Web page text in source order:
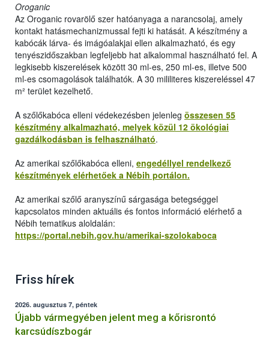
Oroganic
Az Oroganic rovarölő szer hatóanyaga a narancsolaj, amely
kontakt hatásmechanizmussal fejti ki hatását. A készítmény a
kabócák lárva- és imágóalakjai ellen alkalmazható, és egy
tenyészidőszakban legfeljebb hat alkalommal használható fel. A
legkisebb kiszerelések között 30 ml-es, 250 ml-es, illetve 500
ml-es csomagolások találhatók. A 30 mililiteres kiszereléssel 47
m² terület kezelhető.
A szőlőkabóca elleni védekezésben jelenleg összesen 55
készítmény alkalmazható, melyek közül 12 ökológiai
gazdálkodásban is felhasználható.
Az amerikai szőlőkabóca elleni, engedéllyel rendelkező
készítmények elérhetőek a Nébih portálon.
Az amerikai szőlő aranyszínű sárgasága betegséggel
kapcsolatos minden aktuális és fontos információ elérhető a
Nébih tematikus aloldalán:
https://portal.nebih.gov.hu/amerikai-szolokaboca
Friss hírek
2026. augusztus 7, péntek
Újabb vármegyében jelent meg a kőrisrontó
karcsúdíszbogár